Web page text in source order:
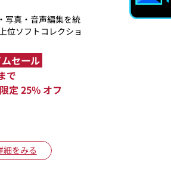
写真・音声編集を統
位ソフトコレクショ
セール
で
定 25% オフ
細をみる